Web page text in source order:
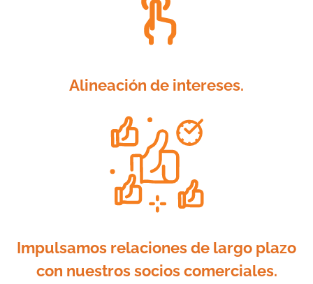
Alineación de intereses.
Impulsamos relaciones de largo plazo
con nuestros socios comerciales.